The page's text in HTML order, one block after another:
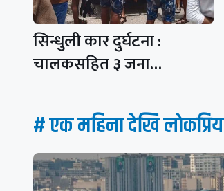
सिन्धुली कार दुर्घटना :
चालकसहित ३ जना…
# एक महिना देखि लाेकप्रिय